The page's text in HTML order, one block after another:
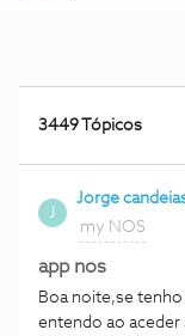
3449 Tópicos
J
Jorge
my NOS
app nos
Boa noite,se tenho
entendo ao